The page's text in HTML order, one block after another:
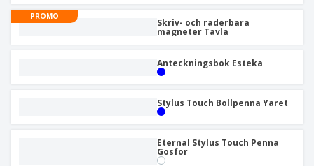
PROMO
Skriv- och raderbara
magneter Tavla
Anteckningsbok Esteka
Stylus Touch Bollpenna Yaret
Eternal Stylus Touch Penna
Gosfor